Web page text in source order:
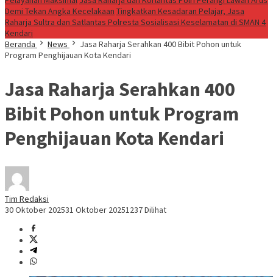
Demi Tekan Angka Kecelakaan Tingkatkan Kesadaran Pelajar, Jasa
Raharja Sultra dan Satlantas Polresta Sosialisasi Keselamatan di SMAN 4
Kendari
Beranda
News
Jasa Raharja Serahkan 400 Bibit Pohon untuk
Program Penghijauan Kota Kendari
Jasa Raharja Serahkan 400
Bibit Pohon untuk Program
Penghijauan Kota Kendari
Tim Redaksi
30 Oktober 202531 Oktober 20251237 Dilihat